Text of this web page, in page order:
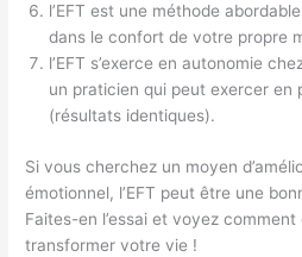
l’EFT est une méthode
dans le confort de votre propre
l’EFT s’exerce en autonomie
un praticien qui peut exercer en
(résultats identiques).
Si vous cherchez un moyen
émotionnel, l’EFT peut être une
Faites-en l’essai et voyez
transformer votre vie !